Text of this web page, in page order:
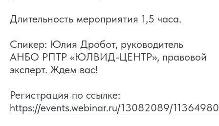
Длительность мероприятия 1,5 часа.
Спикер: Юлия Дробот, руководитель
АНБО РПТР «ЮЛВИД-ЦЕНТР», правовой
эксперт. Ждем вас!
Регистрация по ссылке:
https://events.webinar.ru/13082089/